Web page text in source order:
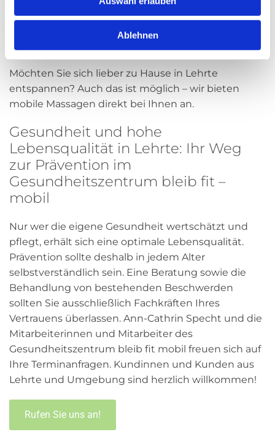
Ablehnen
Darstellung unserer Preise und Behandlungszeiten
für die verschiedenen Massageangebote. So
können Sie sich schnell und einfach über unser
umfassendes Angebot informieren.
Möchten Sie sich lieber zu Hause in Lehrte
entspannen? Auch das ist möglich – wir bieten
mobile Massagen direkt bei Ihnen an.
Gesundheit und hohe
Lebensqualität in Lehrte: Ihr Weg
zur Prävention im
Gesundheitszentrum bleib fit –
mobil
Nur wer die eigene Gesundheit wertschätzt und
pflegt, erhält sich eine optimale Lebensqualität.
Prävention sollte deshalb in jedem Alter
selbstverständlich sein. Eine Beratung sowie die
Behandlung von bestehenden Beschwerden
sollten Sie ausschließlich Fachkräften Ihres
Vertrauens überlassen. Ann-Cathrin Specht und die
Mitarbeiterinnen und Mitarbeiter des
Gesundheitszentrum bleib fit mobil freuen sich auf
Ihre Terminanfragen. Kundinnen und Kunden aus
Lehrte und Umgebung sind herzlich willkommen!
Rufen Sie uns an!